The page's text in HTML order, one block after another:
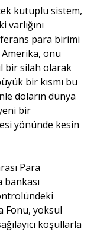
kutuplu sistem,
varlığını
para birimi
onu
bir silah olarak
bir kısmı bu
doların dünya
bir
yönünde kesin
Para
Fonu, yoksul
koşullarla